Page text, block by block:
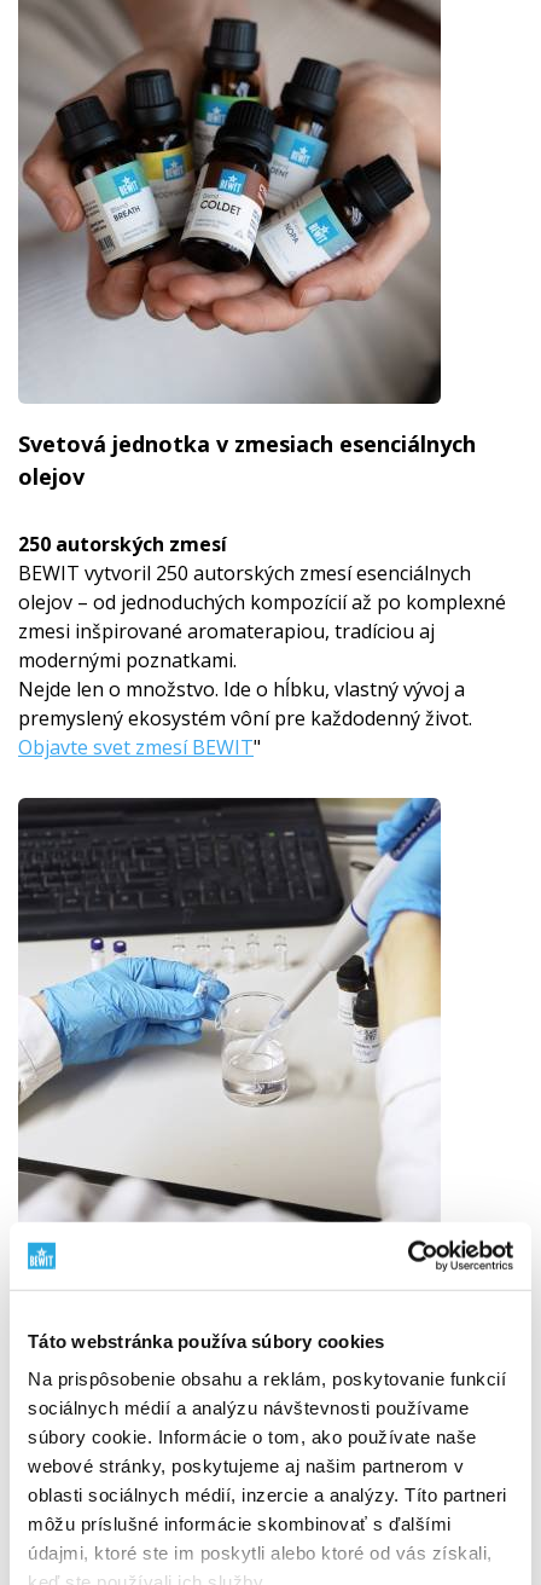
Táto webstránka používa súbory cookies
Na prispôsobenie obsahu a reklám, poskytovanie funkcií
sociálnych médií a analýzu návštevnosti používame
súbory cookie. Informácie o tom, ako používate naše
webové stránky, poskytujeme aj našim partnerom v
oblasti sociálnych médií, inzercie a analýzy. Títo partneri
môžu príslušné informácie skombinovať s ďalšími
údajmi, ktoré ste im poskytli alebo ktoré od vás získali,
Svetová jednotka v zmesiach esenciálnych
olejov
250 autorských zmesí
BEWIT vytvoril 250 autorských zmesí esenciálnych
olejov – od jednoduchých kompozícií až po komplexné
zmesi inšpirované aromaterapiou, tradíciou aj
modernými poznatkami.
Nejde len o množstvo. Ide o hĺbku, vlastný vývoj a
premyslený ekosystém vôní pre každodenný život.
Objavte svet zmesí BEWIT"
Kvalitu máme pod vlastnou kontrolou
BEWIT nie je len značka na etikete. Sme výrobca
s vlastným vývojom, výrobou, laboratóriami, skladmi aj
expedíciou.
Produkty sami vyvíjame, testujeme a kontrolujeme od
výberu suroviny až po hotový výrobok. Kvalita pre nás
nie je slogan. Je to systém, zodpovednosť a